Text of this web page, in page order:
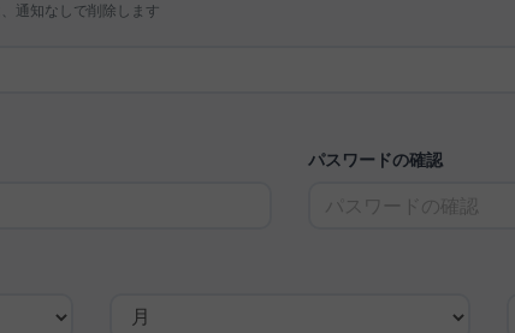
通知なしで削除します
パスワードの確認